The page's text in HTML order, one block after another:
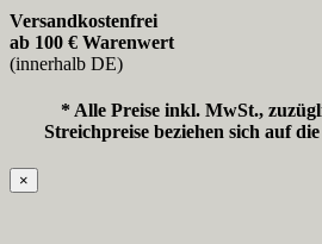
Versandkostenfrei
ab 100 € Warenwert
(innerhalb DE)
* Alle Preise inkl. MwSt.,
Streichpreise beziehen sich auf
×